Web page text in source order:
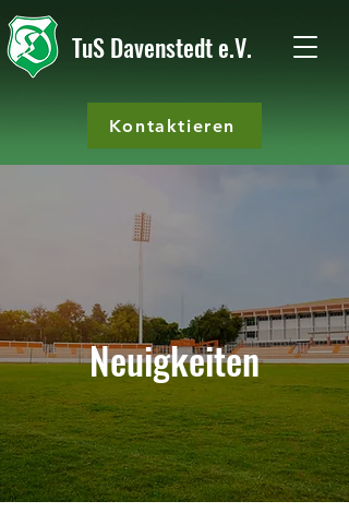
TuS Davenstedt e.V.
Kontaktieren
Neuigkeiten